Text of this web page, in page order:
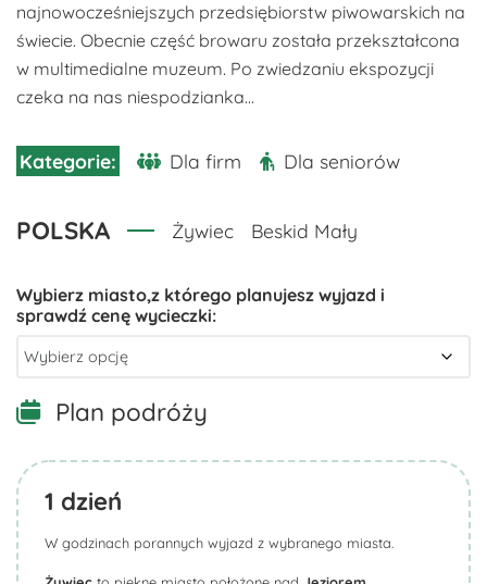
najnowocześniejszych przedsiębiorstw piwowarskich na
świecie. Obecnie część browaru została przekształcona
w multimedialne muzeum. Po zwiedzaniu ekspozycji
czeka na nas niespodzianka...
Dla firm Dla seniorów
POLSKA Żywiec Beskid Mały
Plan podróży
1 dzień
W godzinach porannych wyjazd z wybranego miasta.